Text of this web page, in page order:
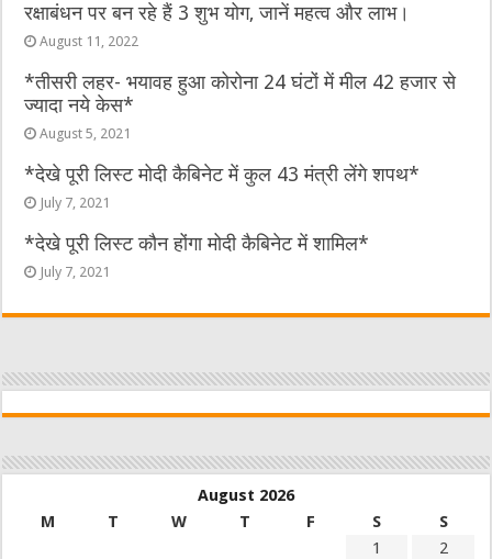
रक्षाबंधन पर बन रहे हैं 3 शुभ योग, जानें महत्व और लाभ।
August 11, 2022
*तीसरी लहर- भयावह हुआ कोरोना 24 घंटों में मील 42 हजार से
ज्यादा नये केस*
August 5, 2021
*देखे पूरी लिस्ट मोदी कैबिनेट में कुल 43 मंत्री लेंगे शपथ*
July 7, 2021
*देखे पूरी लिस्ट कौन होंगा मोदी कैबिनेट में शामिल*
July 7, 2021
August 2026
M
T W T F S
S
1
2